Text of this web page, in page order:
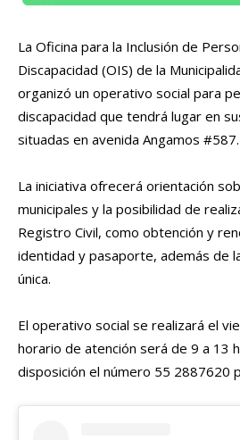
La Oficina para la Inclusión de
Discapacidad (OIS) de la
organizó un operativo social para
discapacidad que tendrá lugar en
situadas en avenida Angamos #587.
La iniciativa ofrecerá orientación
municipales y la posibilidad de
Registro Civil, como obtención y
identidad y pasaporte, además de
única.
El operativo social se realizará el
horario de atención será de 9 a 13
disposición el número 55 2887620